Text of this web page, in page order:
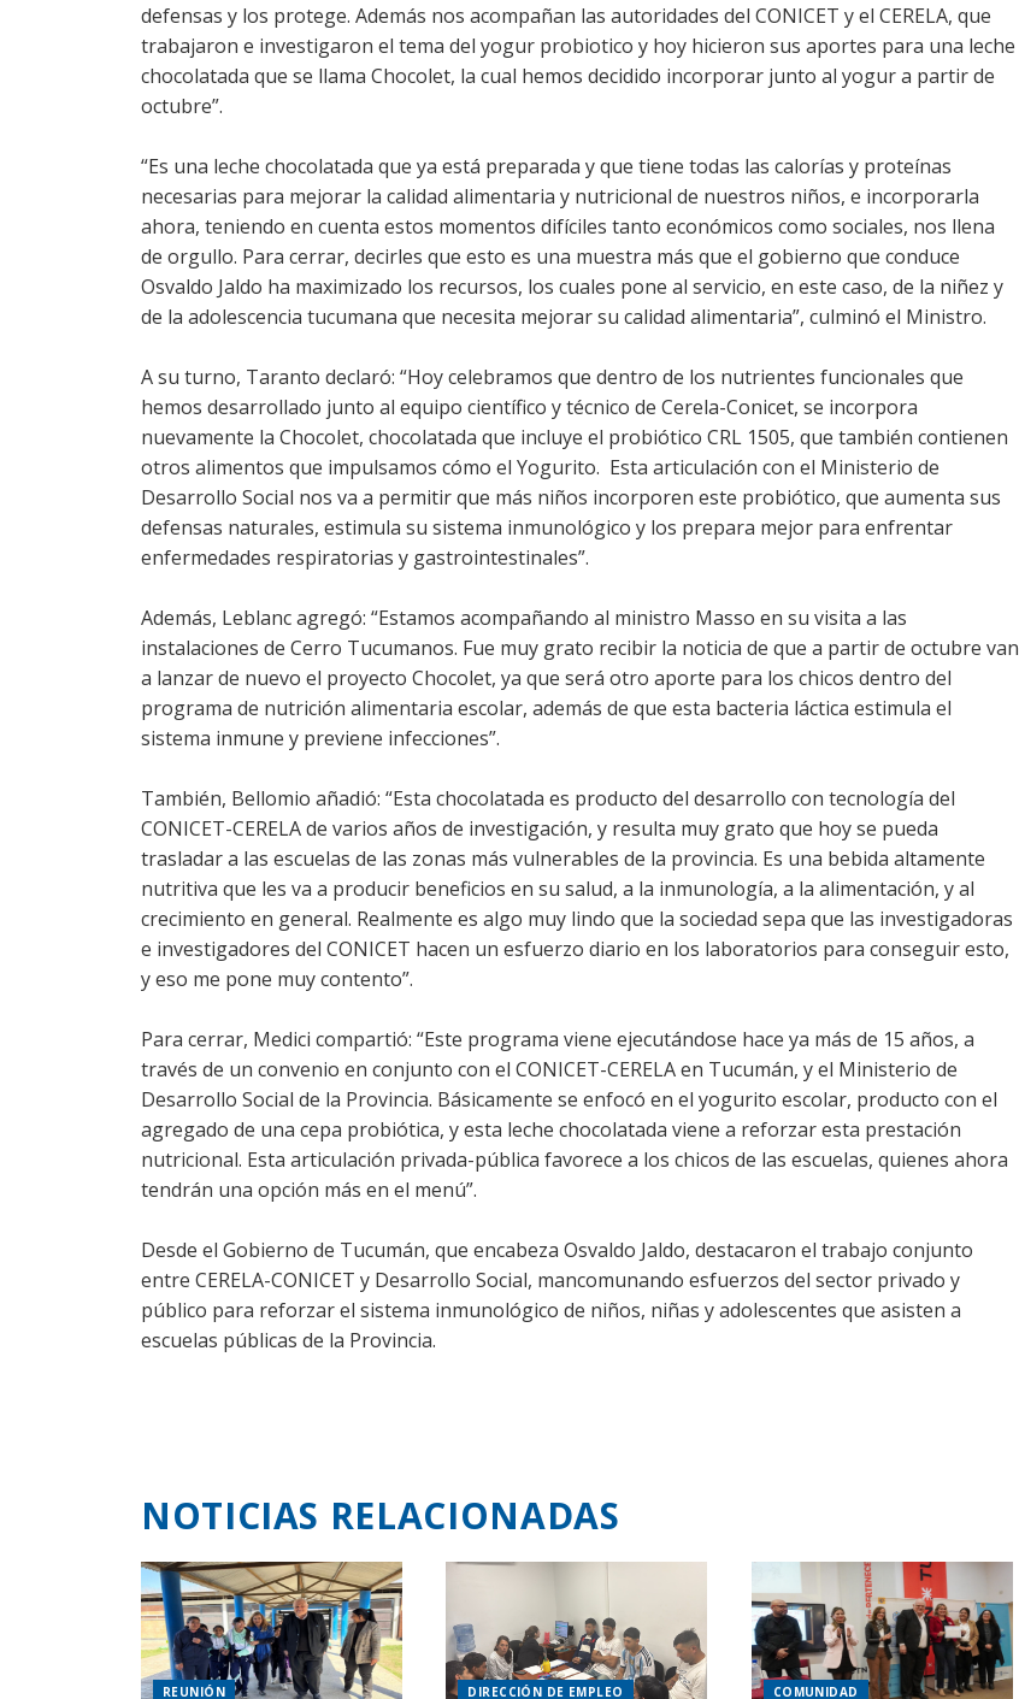
defensas y los protege. Además nos acompañan las autoridades del CONICET y el CERELA, que
trabajaron e investigaron el tema del yogur probiotico y hoy hicieron sus aportes para una leche
chocolatada que se llama Chocolet, la cual hemos decidido incorporar junto al yogur a partir de
octubre”.
“Es una leche chocolatada que ya está preparada y que tiene todas las calorías y proteínas
necesarias para mejorar la calidad alimentaria y nutricional de nuestros niños, e incorporarla
ahora, teniendo en cuenta estos momentos difíciles tanto económicos como sociales, nos llena
de orgullo. Para cerrar, decirles que esto es una muestra más que el gobierno que conduce
Osvaldo Jaldo ha maximizado los recursos, los cuales pone al servicio, en este caso, de la niñez y
de la adolescencia tucumana que necesita mejorar su calidad alimentaria”, culminó el Ministro.
A su turno, Taranto declaró: “Hoy celebramos que dentro de los nutrientes funcionales que
hemos desarrollado junto al equipo científico y técnico de Cerela-Conicet, se incorpora
nuevamente la Chocolet, chocolatada que incluye el probiótico CRL 1505, que también contienen
otros alimentos que impulsamos cómo el Yogurito. Esta articulación con el Ministerio de
Desarrollo Social nos va a permitir que más niños incorporen este probiótico, que aumenta sus
defensas naturales, estimula su sistema inmunológico y los prepara mejor para enfrentar
enfermedades respiratorias y gastrointestinales”.
Además, Leblanc agregó: “Estamos acompañando al ministro Masso en su visita a las
instalaciones de Cerro Tucumanos. Fue muy grato recibir la noticia de que a partir de octubre van
a lanzar de nuevo el proyecto Chocolet, ya que será otro aporte para los chicos dentro del
programa de nutrición alimentaria escolar, además de que esta bacteria láctica estimula el
sistema inmune y previene infecciones”.
También, Bellomio añadió: “Esta chocolatada es producto del desarrollo con tecnología del
CONICET-CERELA de varios años de investigación, y resulta muy grato que hoy se pueda
trasladar a las escuelas de las zonas más vulnerables de la provincia. Es una bebida altamente
nutritiva que les va a producir beneficios en su salud, a la inmunología, a la alimentación, y al
crecimiento en general. Realmente es algo muy lindo que la sociedad sepa que las investigadoras
e investigadores del CONICET hacen un esfuerzo diario en los laboratorios para conseguir esto,
y eso me pone muy contento”.
Para cerrar, Medici compartió: “Este programa viene ejecutándose hace ya más de 15 años, a
través de un convenio en conjunto con el CONICET-CERELA en Tucumán, y el Ministerio de
Desarrollo Social de la Provincia. Básicamente se enfocó en el yogurito escolar, producto con el
agregado de una cepa probiótica, y esta leche chocolatada viene a reforzar esta prestación
nutricional. Esta articulación privada-pública favorece a los chicos de las escuelas, quienes ahora
tendrán una opción más en el menú”.
Desde el Gobierno de Tucumán, que encabeza Osvaldo Jaldo, destacaron el trabajo conjunto
entre CERELA-CONICET y Desarrollo Social, mancomunando esfuerzos del sector privado y
público para reforzar el sistema inmunológico de niños, niñas y adolescentes que asisten a
escuelas públicas de la Provincia.
NOTICIAS RELACIONADAS
REUNIÓN DIRECCIÓN DE EMPLEO COMUNIDAD